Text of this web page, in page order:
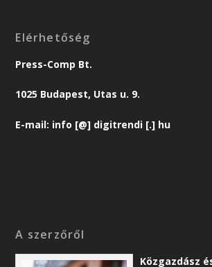
Elérhetőség
Press-Comp Bt.
1025 Budapest, Utas u. 9.
E-mail: info [@] digitrendi [.] hu
A szerzőről
Közgazdász